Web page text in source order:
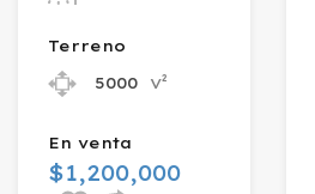
Terreno
5000
v²
En venta
$1,200,000